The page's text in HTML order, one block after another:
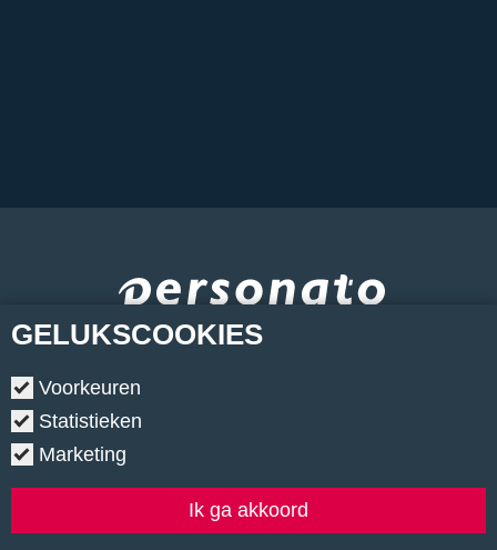
GELUKSCOOKIES
Voorkeuren
Statistieken
Marketing
Ik ga akkoord
Copyright © 2026.
Privacyverklaring • Cookiebeleid • Klachtenregeling